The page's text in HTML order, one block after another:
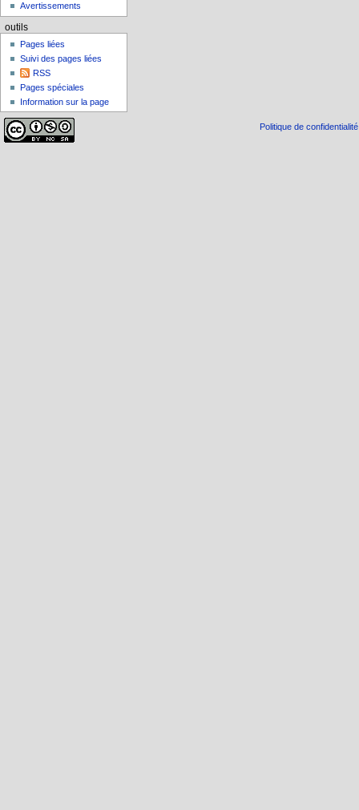
Avertissements
outils
Pages liées
Suivi des pages liées
RSS
Pages spéciales
Information sur la page
Politique de confidentialité